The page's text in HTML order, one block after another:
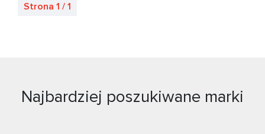
Strona 1 / 1
Najbardziej poszukiwane marki